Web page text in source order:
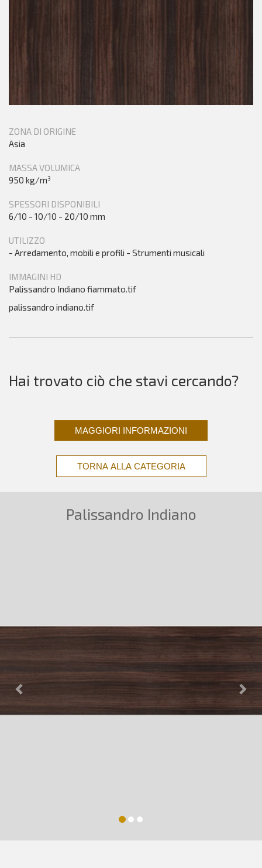
ZONA DI ORIGINE
Asia
MASSA VOLUMICA
950 kg/m³
SPESSORI DISPONIBILI
6/10 - 10/10 - 20/10 mm
UTILIZZO
- Arredamento, mobili e profili - Strumenti musicali
IMMAGINI HD
Palissandro Indiano fiammato.tif
palissandro indiano.tif
Hai trovato ciò che stavi cercando?
MAGGIORI INFORMAZIONI
TORNA ALLA CATEGORIA
Palissandro Indiano